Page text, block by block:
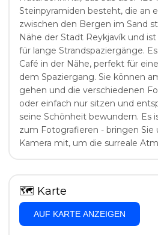
Steinpyramiden besteht, die an
zwischen den Bergen im Sand
Nähe der Stadt Reykjavík und
für lange Strandspaziergänge.
Café in der Nähe, perfekt für
dem Spaziergang. Sie können
gehen und die verschiedenen
oder einfach nur sitzen und
seine Schönheit bewundern. Es
zum Fotografieren - bringen Sie
Kamera mit, um die surreale
🗺 Karte
AUF KARTE ANZEIGEN